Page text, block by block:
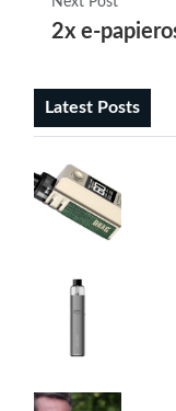
2x e-
Latest Posts